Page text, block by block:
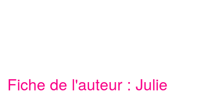
Fiche de l'auteur : Julie